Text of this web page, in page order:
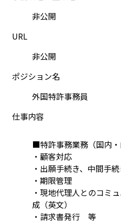
非公開
URL
非公開
ポジション名
外国特許事務員
仕事内容
■特許事務業務（国内・
・顧客対応
・出願手続き、中間手
・期限管理
・現地代理人とのコミ
成（英文）
・請求書発行　等